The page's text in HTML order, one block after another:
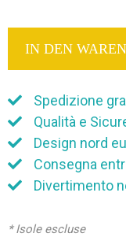
IN DEN
Spedizione
Qualità e
Design nord
Consegna
Divertimento
* Isole escluse